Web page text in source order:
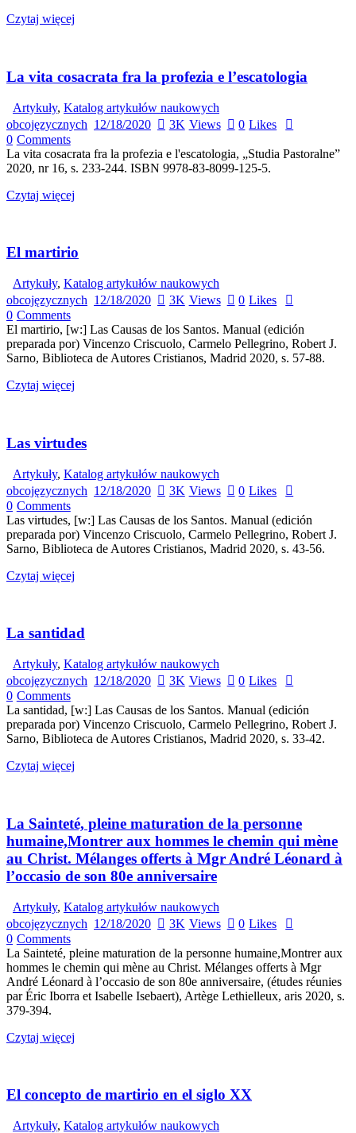
Czytaj więcej
La vita cosacrata fra la profezia e l’escatologia
Artykuły, Katalog artykułów naukowych
obcojęzycznych 12/18/2020 3K Views 0 Likes
0 Comments
La vita cosacrata fra la profezia e l'escatologia, „Studia Pastoralne”
2020, nr 16, s. 233-244. ISBN 9978-83-8099-125-5.
Czytaj więcej
El martirio
Artykuły, Katalog artykułów naukowych
obcojęzycznych 12/18/2020 3K Views 0 Likes
0 Comments
El martirio, [w:] Las Causas de los Santos. Manual (edición
preparada por) Vincenzo Criscuolo, Carmelo Pellegrino, Robert J.
Sarno, Biblioteca de Autores Cristianos, Madrid 2020, s. 57-88.
Czytaj więcej
Las virtudes
Artykuły, Katalog artykułów naukowych
obcojęzycznych 12/18/2020 3K Views 0 Likes
0 Comments
Las virtudes, [w:] Las Causas de los Santos. Manual (edición
preparada por) Vincenzo Criscuolo, Carmelo Pellegrino, Robert J.
Sarno, Biblioteca de Autores Cristianos, Madrid 2020, s. 43-56.
Czytaj więcej
La santidad
Artykuły, Katalog artykułów naukowych
obcojęzycznych 12/18/2020 3K Views 0 Likes
0 Comments
La santidad, [w:] Las Causas de los Santos. Manual (edición
preparada por) Vincenzo Criscuolo, Carmelo Pellegrino, Robert J.
Sarno, Biblioteca de Autores Cristianos, Madrid 2020, s. 33-42.
Czytaj więcej
La Sainteté, pleine maturation de la personne
humaine,Montrer aux hommes le chemin qui mène
au Christ. Mélanges offerts à Mgr André Léonard à
l’occasio de son 80e anniversaire
Artykuły, Katalog artykułów naukowych
obcojęzycznych 12/18/2020 3K Views 0 Likes
0 Comments
La Sainteté, pleine maturation de la personne humaine,Montrer aux
hommes le chemin qui mène au Christ. Mélanges offerts à Mgr
André Léonard à l’occasio de son 80e anniversaire, (études réunies
par Éric Iborra et Isabelle Isebaert), Artège Lethielleux, aris 2020, s.
379-394.
Czytaj więcej
El concepto de martirio en el siglo XX
Artykuły, Katalog artykułów naukowych